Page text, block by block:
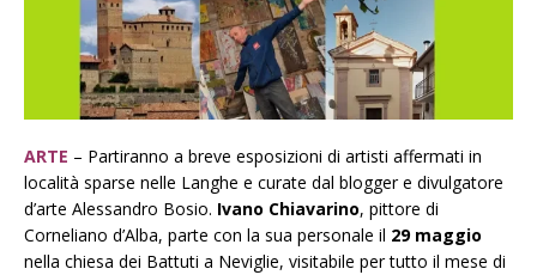
ARTE – Partiranno a breve esposizioni di artisti affermati in
località sparse nelle Langhe e curate dal blogger e divulgatore
d’arte Alessandro Bosio. Ivano Chiavarino, pittore di
Corneliano d’Alba, parte con la sua personale il 29 maggio
nella chiesa dei Battuti a Neviglie, visitabile per tutto il mese di